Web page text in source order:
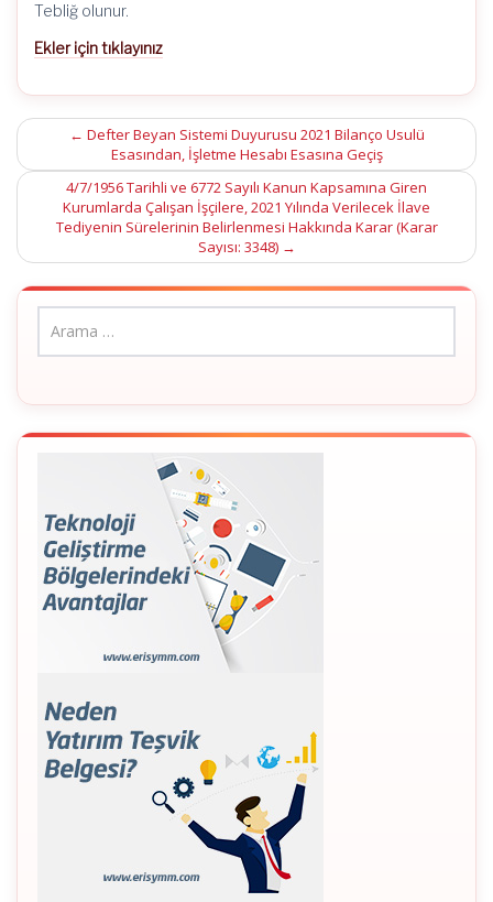
Tebliğ olunur.
Ekler için tıklayınız
Post
navigation
← Defter Beyan Sistemi Duyurusu 2021 Bilanço Usulü
Esasından, İşletme Hesabı Esasına Geçiş
4/7/1956 Tarihli ve 6772 Sayılı Kanun Kapsamına Giren
Kurumlarda Çalışan İşçilere, 2021 Yılında Verilecek İlave
Tediyenin Sürelerinin Belirlenmesi Hakkında Karar (Karar
Sayısı: 3348) →